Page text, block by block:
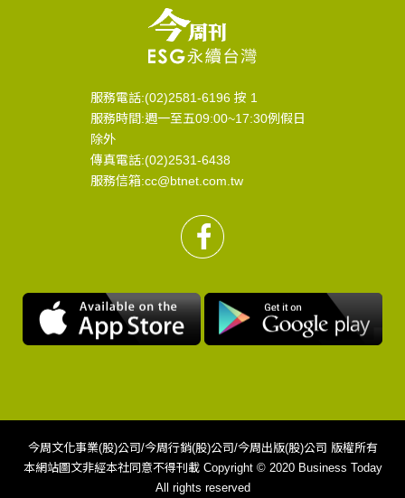
服務電話:(02)2581-6196 按 1
服務時間:週一至五09:00~17:30例假日
除外
傳真電話:(02)2531-6438
服務信箱:cc@btnet.com.tw
今周文化事業(股)公司/今周行銷(股)公司/今周出版(股)公司 版權所有
本網站圖文非經本社同意不得刊載 Copyright © 2020 Business Today
All rights reserved